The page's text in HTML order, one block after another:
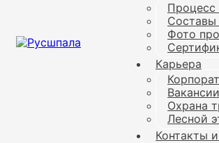
Процесс
Составы
Фото
Карьера
Вакансии
Охрана
Лесной
Контакты